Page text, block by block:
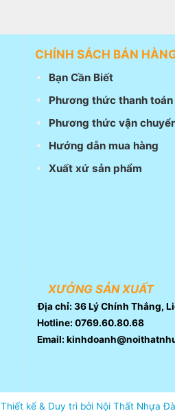
CHÍNH SÁCH BÁN
Bạn Cần Biết
Phương thức thanh toán
Phương thức vận
Hướng dẫn mua hàng
Xuất xứ sản phẩm
XƯỞNG SẢN XUẤT
Địa chỉ: 36 Lý Chính Thắng,
Hotline: 0769.60.80.68
Email:
Thiết kế & Duy trì bởi Nội Thất Nhựa